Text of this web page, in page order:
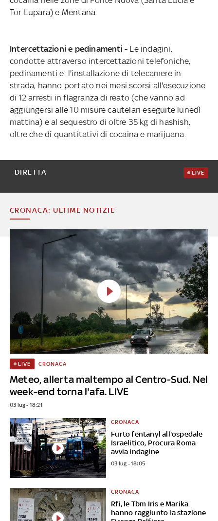
Tor Lupara) e Mentana.
Intercettazioni e pedinamenti - Le indagini,
condotte attraverso intercettazioni telefoniche,
pedinamenti e l'installazione di telecamere in
strada, hanno portato nei mesi scorsi all'esecuzione
di 12 arresti in flagranza di reato (che vanno ad
aggiungersi alle 10 misure cautelari eseguite lunedì
mattina) e al sequestro di oltre 35 kg di hashish,
oltre che di quantitativi di cocaina e marijuana.
DIRETTA LIVE
CRONACA: ULTIME NOTIZIE
Meteo, allerta maltempo al Centro-Sud. Nel
week-end torna l'afa. LIVE
LIVE CRONACA
03 lug - 18:21
Furto fentanyl all'ospedale
Israelitico, Procura Roma
avvia indagine
CRONACA
03 lug - 18:05
Rfi, le Tbm Iris e Marika
hanno raggiunto la stazione
CRONACA